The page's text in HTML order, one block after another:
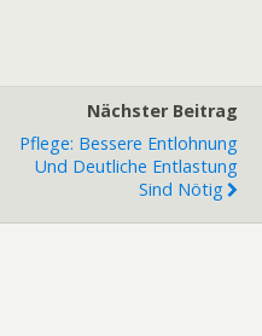
Nächster Beitrag
Pflege: Bessere Entlohnung
Und Deutliche Entlastung
Sind Nötig